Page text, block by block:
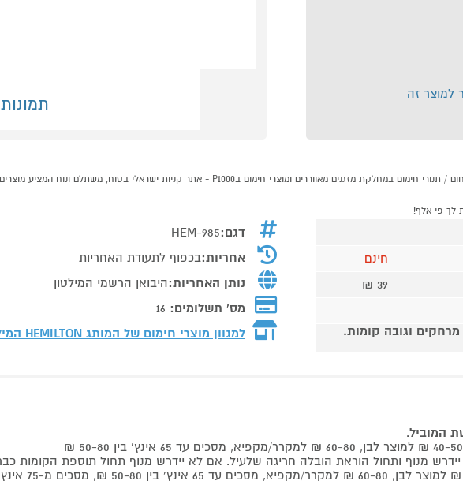
תמונות
למוצר זה
חינם
39 ₪
מרחקים וגובה קומות.
דגם:HEM-985
אחריות:בכפוף לתעודת האחריות
נותן האחריות:היבואן הרשמי המילטון
מס' תשלומים: 16
למגוון מוצרי חימום של המותג HEMILTON המילטון
המוביל.